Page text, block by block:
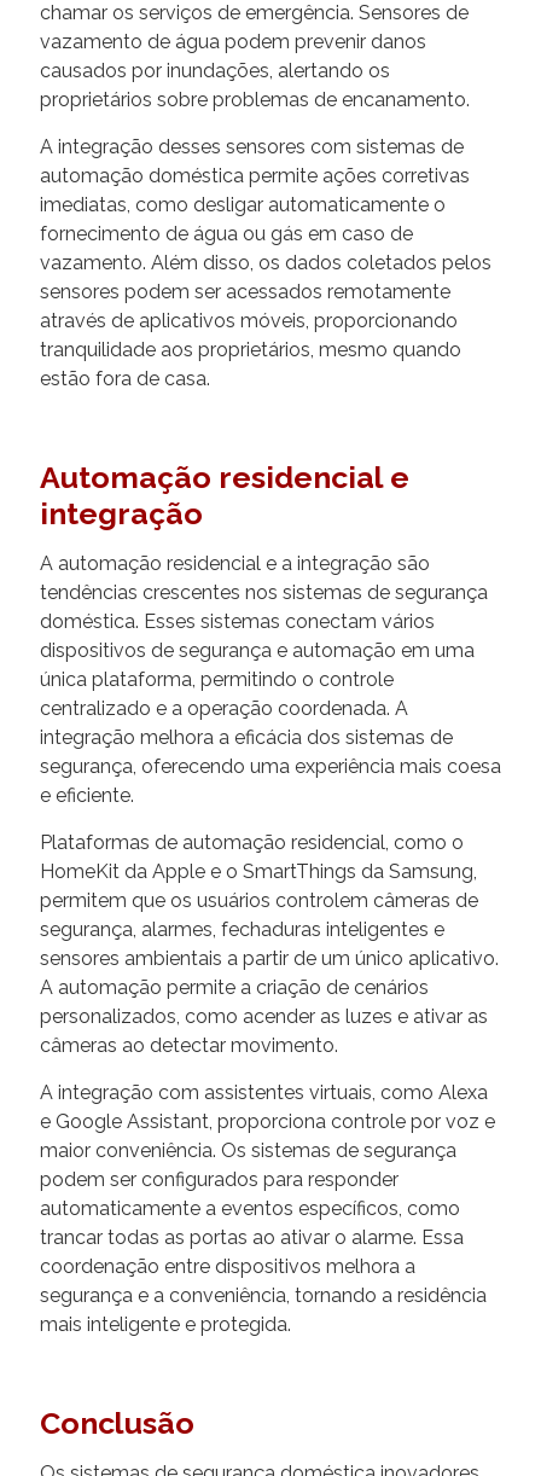
chamar os serviços de emergência. Sensores de
vazamento de água podem prevenir danos
causados por inundações, alertando os
proprietários sobre problemas de encanamento.
A integração desses sensores com sistemas de
automação doméstica permite ações corretivas
imediatas, como desligar automaticamente o
fornecimento de água ou gás em caso de
vazamento. Além disso, os dados coletados pelos
sensores podem ser acessados remotamente
através de aplicativos móveis, proporcionando
tranquilidade aos proprietários, mesmo quando
estão fora de casa.
Automação residencial e
integração
A automação residencial e a integração são
tendências crescentes nos sistemas de segurança
doméstica. Esses sistemas conectam vários
dispositivos de segurança e automação em uma
única plataforma, permitindo o controle
centralizado e a operação coordenada. A
integração melhora a eficácia dos sistemas de
segurança, oferecendo uma experiência mais coesa
e eficiente.
Plataformas de automação residencial, como o
HomeKit da Apple e o SmartThings da Samsung,
permitem que os usuários controlem câmeras de
segurança, alarmes, fechaduras inteligentes e
sensores ambientais a partir de um único aplicativo.
A automação permite a criação de cenários
personalizados, como acender as luzes e ativar as
câmeras ao detectar movimento.
A integração com assistentes virtuais, como Alexa
e Google Assistant, proporciona controle por voz e
maior conveniência. Os sistemas de segurança
podem ser configurados para responder
automaticamente a eventos específicos, como
trancar todas as portas ao ativar o alarme. Essa
coordenação entre dispositivos melhora a
segurança e a conveniência, tornando a residência
mais inteligente e protegida.
Conclusão